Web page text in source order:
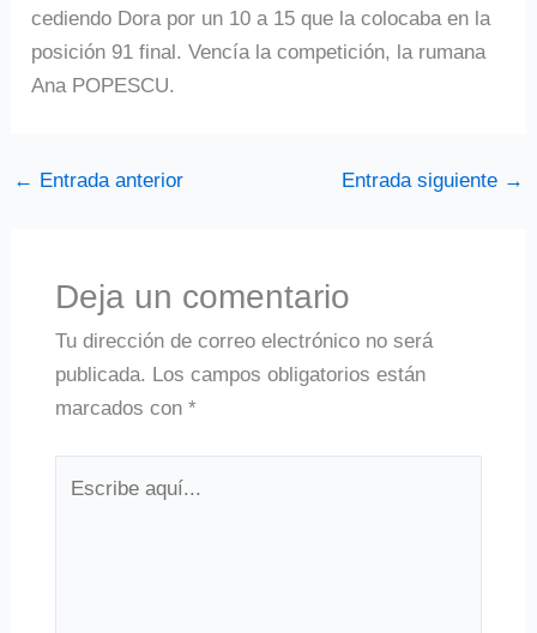
cediendo Dora por un 10 a 15 que la colocaba en la
posición 91 final. Vencía la competición, la rumana
Ana POPESCU.
← Entrada anterior Entrada siguiente →
Deja un comentario
Tu dirección de correo electrónico no será
publicada. Los campos obligatorios están
marcados con *